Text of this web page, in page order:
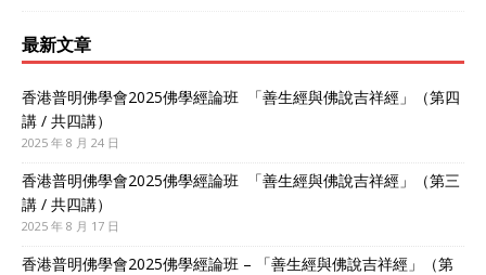
最新文章
香港普明佛學會2025佛學經論班 「善生經與佛說吉祥經」（第四
講 / 共四講）
2025 年 8 月 24 日
香港普明佛學會2025佛學經論班 「善生經與佛說吉祥經」（第三
講 / 共四講）
2025 年 8 月 17 日
香港普明佛學會2025佛學經論班 – 「善生經與佛說吉祥經」（第